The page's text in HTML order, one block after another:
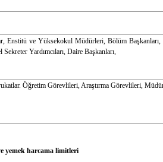
Enstitü ve Yüksekokul Müdürleri, Bölüm
Yardımcıları, Daire Başkanları,
Öğretim Görevlileri, Araştırma Görevlileri,
yemek harcama limitleri